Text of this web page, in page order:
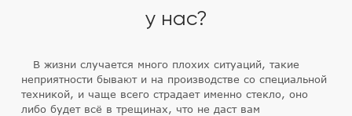
у нас?
В жизни случается много плохих ситуаций, такие
неприятности бывают и на производстве со специальной
техникой, и чаще всего страдает именно стекло, оно
либо будет всё в трещинах, что не даст вам